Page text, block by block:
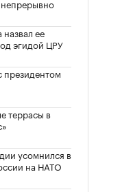
ее
эгидой ЦРУ
президентом
террасы в
усомнился в
на НАТО